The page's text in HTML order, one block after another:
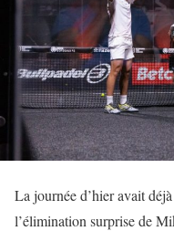
La journée d’hier avait
l’élimination surprise de